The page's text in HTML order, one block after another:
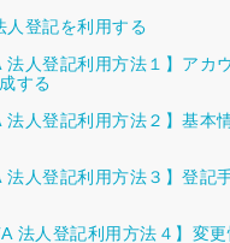
人登記を利用する
法人登記利用方法１】アカ
する
法人登記利用方法２】基本
法人登記利用方法３】登記
法人登記利用方法４】変